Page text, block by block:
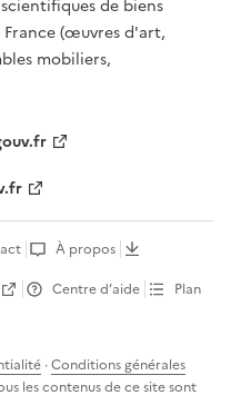
de biens
France (œuvres d'art,
mobiliers,
À propos
Centre d’aide
Plan
·Conditions générales
les contenus de ce site sont